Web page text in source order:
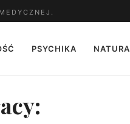
PSYCHIKA NATURA